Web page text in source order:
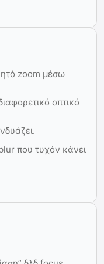
zoom μέσω
οπτικό
που τυχόν κάνει